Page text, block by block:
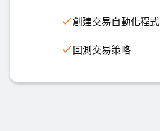
創建交易自動化程式
回測交易策略